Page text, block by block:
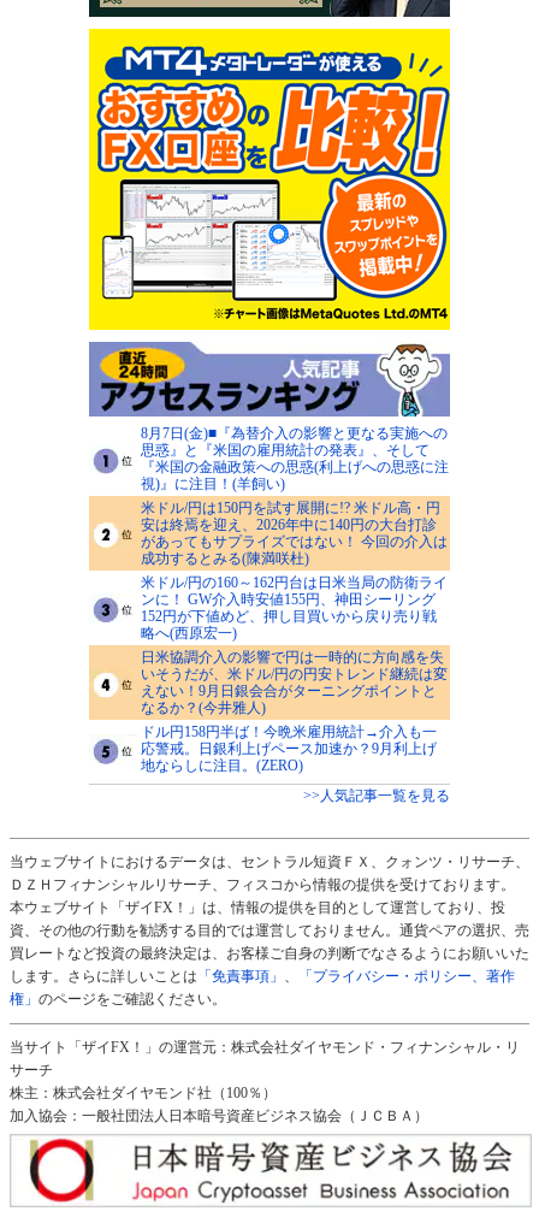
8月7日(金)■『為替介入の影響と更なる実施への
思惑』と『米国の雇用統計の発表』、そして
『米国の金融政策への思惑(利上げへの思惑に注
視)』に注目！(羊飼い)
米ドル/円は150円を試す展開に!? 米ドル高・円
安は終焉を迎え、2026年中に140円の大台打診
があってもサプライズではない！ 今回の介入は
成功するとみる(陳満咲杜)
米ドル/円の160～162円台は日米当局の防衛ライ
ンに！ GW介入時安値155円、神田シーリング
152円が下値めど、押し目買いから戻り売り戦
略へ(西原宏一)
日米協調介入の影響で円は一時的に方向感を失
いそうだが、米ドル/円の円安トレンド継続は変
えない！9月日銀会合がターニングポイントと
なるか？(今井雅人)
ドル円158円半ば！今晩米雇用統計→介入も一
応警戒。日銀利上げペース加速か？9月利上げ
地ならしに注目。(ZERO)
>>人気記事一覧を見る
当ウェブサイトにおけるデータは、セントラル短資ＦＸ、クォンツ・リサーチ、
ＤＺＨフィナンシャルリサーチ、フィスコから情報の提供を受けております。
本ウェブサイト「ザイFX！」は、情報の提供を目的として運営しており、投
資、その他の行動を勧誘する目的では運営しておりません。通貨ペアの選択、売
買レートなど投資の最終決定は、お客様ご自身の判断でなさるようにお願いいた
します。さらに詳しいことは 「免責事項」
「プライバシー・ポリシー、著作
権」 のページをご確認ください。
当サイト「ザイFX！」の運営元：株式会社ダイヤモンド・フィナンシャル・リ
サーチ
株主：株式会社ダイヤモンド社（100％）
加入協会：一般社団法人日本暗号資産ビジネス協会（ＪＣＢＡ）